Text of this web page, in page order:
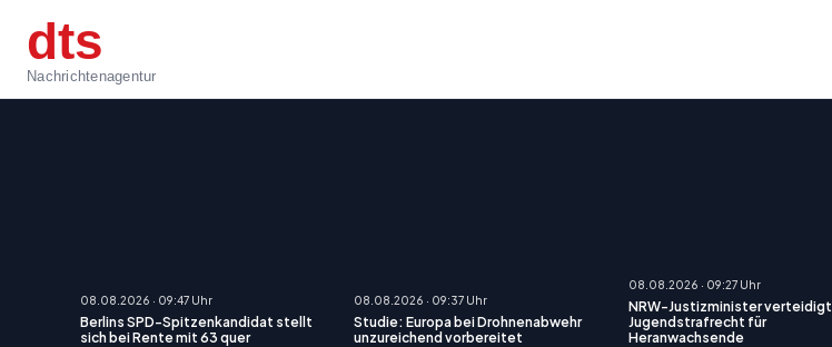
dts
Nachrichtenagentur
08.08.2026 · 09:47 Uhr
Berlins SPD-Spitzenkandidat stellt
sich bei Rente mit 63 quer
08.08.2026 · 09:37 Uhr
Studie: Europa bei Drohnenabwehr
unzureichend vorbereitet
08.08.2026 · 09:27 Uhr
NRW-Justizminister verteidigt
Jugendstrafrecht für
Heranwachsende